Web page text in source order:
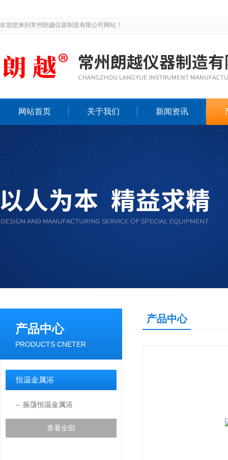
欢迎您来到常州朗越仪器制造有限公司网站！
网站首页 关于我们 新闻资讯
产品中心
PRODUCTS CNETER
恒温金属浴
振荡恒温金属浴
查看全部
产品中心